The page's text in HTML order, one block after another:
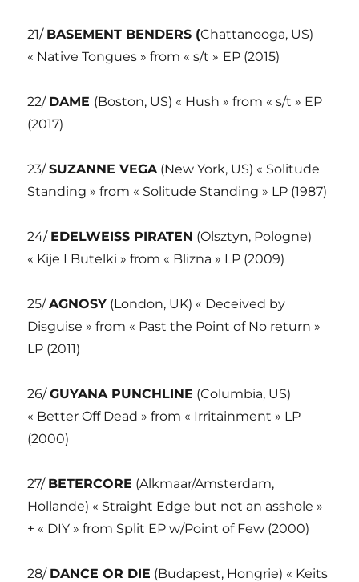
21/ BASEMENT BENDERS (Chattanooga, US)
« Native Tongues » from « s/t » EP (2015)
22/ DAME (Boston, US) « Hush » from « s/t » EP
(2017)
23/SUZANNE VEGA (New York, US) « Solitude
Standing » from « Solitude Standing » LP (1987)
24/ EDELWEISS PIRATEN (Olsztyn, Pologne)
« Kije I Butelki » from « Blizna » LP (2009)
25/AGNOSY (London, UK) « Deceived by
Disguise » from « Past the Point of No return »
LP (2011)
26/GUYANA PUNCHLINE (Columbia, US)
« Better Off Dead » from « Irritainment » LP
(2000)
27/ BETERCORE (Alkmaar/Amsterdam,
Hollande) « Straight Edge but not an asshole »
+ « DIY » from Split EP w/Point of Few (2000)
28/ DANCE OR DIE (Budapest, Hongrie) « Keits